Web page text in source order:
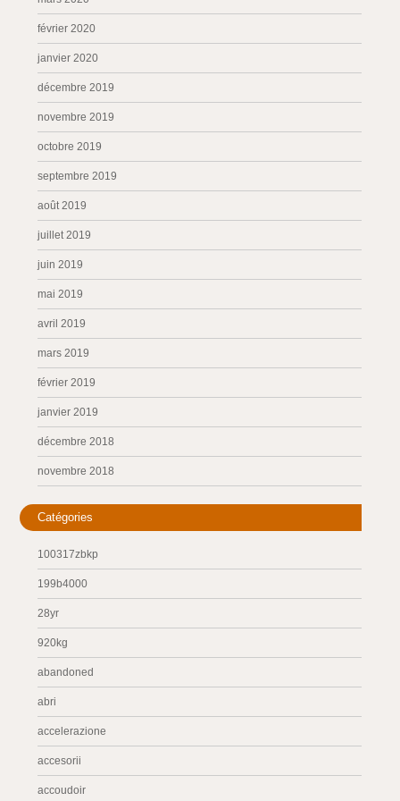
février 2020
janvier 2020
décembre 2019
novembre 2019
octobre 2019
septembre 2019
août 2019
juillet 2019
juin 2019
mai 2019
avril 2019
mars 2019
février 2019
janvier 2019
décembre 2018
novembre 2018
Catégories
100317zbkp
199b4000
28yr
920kg
abandoned
abri
accelerazione
accesorii
accoudoir